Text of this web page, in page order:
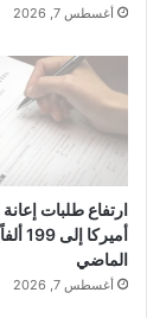
أغسطس 7, 2026
ارتفاع طلبات
أميركا
الماضي
أغسطس 7, 2026